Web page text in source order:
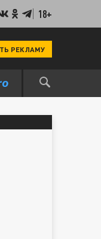
18+
РЕКЛАМУ